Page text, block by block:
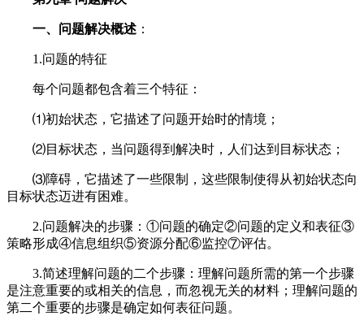
一、问题解决概述 ：
1.问题的特征
每个问题都包含着三个特征：
⑴初始状态，它描述了问题开始时的情境；
⑵目标状态，当问题得到解决时，人们达到目标状态；
⑶障碍，它描述了一些限制，这些限制使得从初始状态向
目标状态迈进有困难。
2.问题解决的步骤：①问题的确定②问题的定义和表征③
策略形成④信息组织⑤资源分配⑥监控⑦评估。
3.简述理解问题的二个步骤：理解问题所需的第一个步骤
是注意重要的或相关的信息，而忽视无关的材料；理解问题的
第二个重要的步骤是确定如何表征问题。